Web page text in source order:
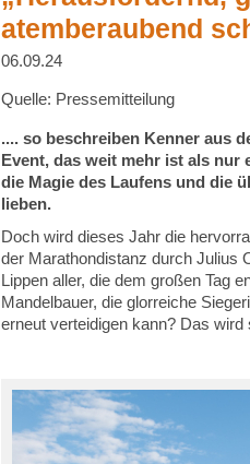
atemberaubend
06.09.24
Quelle: Pressemitteilung
.... so beschreiben Kenner aus
Event, das weit mehr ist als nur
die Magie des Laufens und die
lieben.
Doch wird dieses Jahr die
der Marathondistanz durch Julius
Lippen aller, die dem großen Tag
Mandelbauer, die glorreiche
erneut verteidigen kann? Das